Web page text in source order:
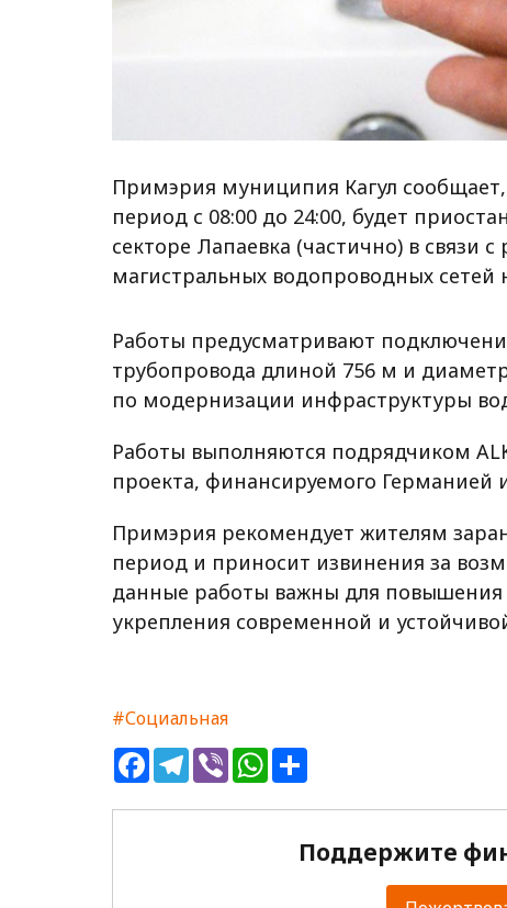
Примэрия муниципия Кагул сообщает,
период с 08:00 до 24:00, будет
секторе Лапаевка (частично) в
магистральных водопроводных сетей
Работы предусматривают
трубопровода длиной 756 м и
по модернизации инфраструктуры
Работы выполняются подрядчиком
проекта, финансируемого Германией
Примэрия рекомендует жителям
период и приносит извинения за
данные работы важны для повышения
укрепления современной и
#Социальная
FacebookTelegram
ViberWhatsApp
Поддержите